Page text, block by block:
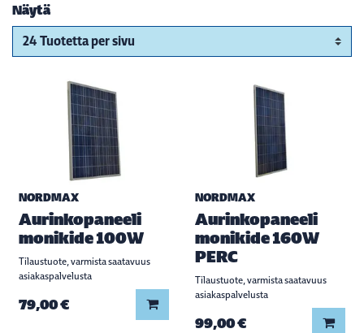
Näytä
NORDMAX
Aurinkopaneeli
monikide 100W
Tilaustuote, varmista saatavuus
asiakaspalvelusta
79,00 € Lisää koriin
NORDMAX
Aurinkopaneeli
monikide 160W
PERC
Tilaustuote, varmista saatavuus
asiakaspalvelusta
99,00 €